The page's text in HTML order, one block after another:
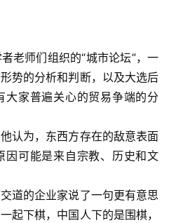
老师们组织的“城市论坛”，一
势的分析和判断，以及大选后
大家普遍关心的贸易争端的分
认为，东西方存在的敌意表面
因可能是来自宗教、历史和文
道的企业家说了一句更有意思
起下棋，中国人下的是围棋，